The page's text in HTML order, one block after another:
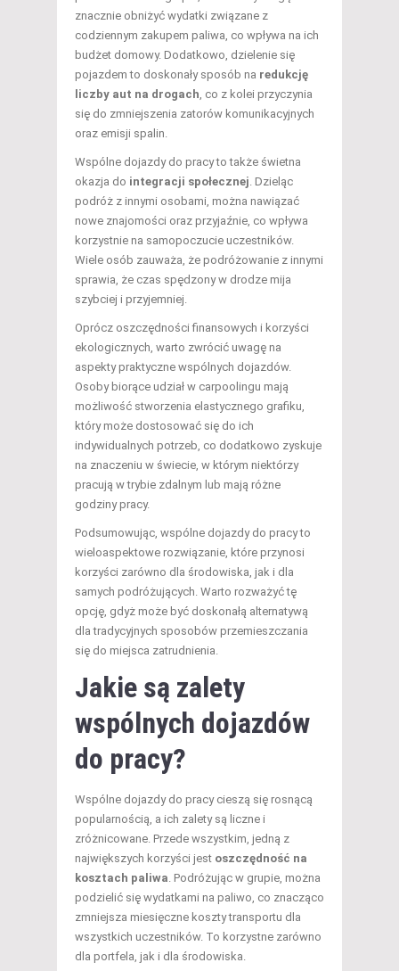
znacznie obniżyć wydatki związane z
codziennym zakupem paliwa, co wpływa na ich
budżet domowy. Dodatkowo, dzielenie się
pojazdem to doskonały sposób na redukcję
liczby aut na drogach, co z kolei przyczynia
się do zmniejszenia zatorów komunikacyjnych
oraz emisji spalin.
Wspólne dojazdy do pracy to także świetna
okazja do integracji społecznej. Dzieląc
podróż z innymi osobami, można nawiązać
nowe znajomości oraz przyjaźnie, co wpływa
korzystnie na samopoczucie uczestników.
Wiele osób zauważa, że podróżowanie z innymi
sprawia, że czas spędzony w drodze mija
szybciej i przyjemniej.
Oprócz oszczędności finansowych i korzyści
ekologicznych, warto zwrócić uwagę na
aspekty praktyczne wspólnych dojazdów.
Osoby biorące udział w carpoolingu mają
możliwość stworzenia elastycznego grafiku,
który może dostosować się do ich
indywidualnych potrzeb, co dodatkowo zyskuje
na znaczeniu w świecie, w którym niektórzy
pracują w trybie zdalnym lub mają różne
godziny pracy.
Podsumowując, wspólne dojazdy do pracy to
wieloaspektowe rozwiązanie, które przynosi
korzyści zarówno dla środowiska, jak i dla
samych podróżujących. Warto rozważyć tę
opcję, gdyż może być doskonałą alternatywą
dla tradycyjnych sposobów przemieszczania
się do miejsca zatrudnienia.
Jakie są zalety
wspólnych dojazdów
do pracy?
Wspólne dojazdy do pracy cieszą się rosnącą
popularnością, a ich zalety są liczne i
zróżnicowane. Przede wszystkim, jedną z
największych korzyści jest oszczędność na
kosztach paliwa. Podróżując w grupie, można
podzielić się wydatkami na paliwo, co znacząco
zmniejsza miesięczne koszty transportu dla
wszystkich uczestników. To korzystne zarówno
dla portfela, jak i dla środowiska.